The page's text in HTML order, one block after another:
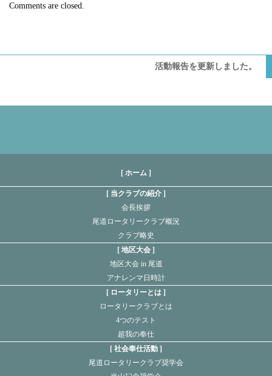
Comments are closed.
活動報告を更新しました。
[ ホーム ]
当クラブの紹介
会長挨拶
尾道ロータリークラブ概況
クラブ略史
地区大会
地区大会 in 尾道
アナレンマ日時計
ロータリーとは
ロータリークラブとは
4つのテスト
超我の奉仕
社会奉仕活動
尾道ロータリークラブ奨学会